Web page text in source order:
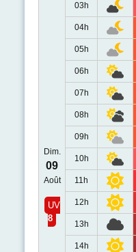
Dim.
09
Août
UV
8
03h
04h
05h
06h
07h
08h
09h
10h
11h
12h
13h
14h